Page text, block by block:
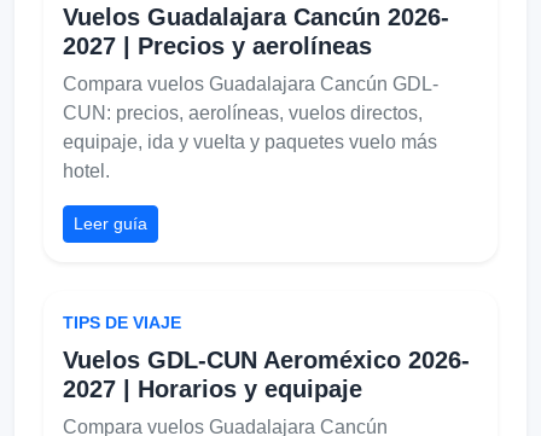
Vuelos Guadalajara Cancún 2026-
2027 | Precios y aerolíneas
Compara vuelos Guadalajara Cancún GDL-
CUN: precios, aerolíneas, vuelos directos,
equipaje, ida y vuelta y paquetes vuelo más
hotel.
Leer guía
TIPS DE VIAJE
Vuelos GDL-CUN Aeroméxico 2026-
2027 | Horarios y equipaje
Compara vuelos Guadalajara Cancún